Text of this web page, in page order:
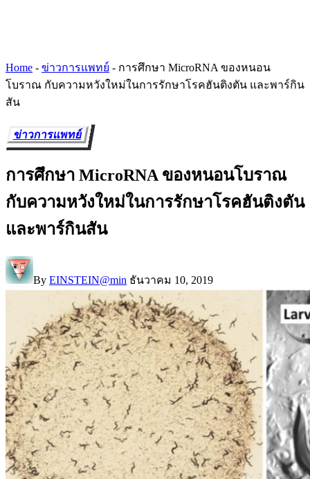
Home - ข่าวการแพทย์ - การศึกษา MicroRNA ของหนอน
โบราณ กับความหวังใหม่ในการรักษาโรคฮันติงตัน และพาร์กิน
สัน
ข่าวการแพทย์
การศึกษา MicroRNA ของหนอนโบราณ
กับความหวังใหม่ในการรักษาโรคฮันติงตัน
และพาร์กินสัน
By EINSTEIN@min ธันวาคม 10, 2019